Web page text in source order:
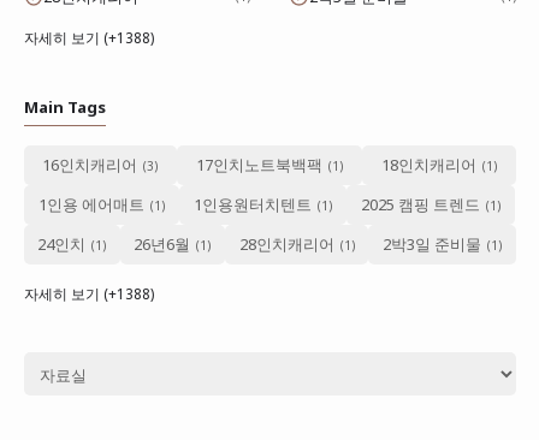
자세히 보기 (+1388)
Main Tags
16인치캐리어 17인치노트북백팩
18인치캐리어
1인용 에어매트
1인용원터치텐트
2025 캠핑 트렌드
24인치
26년6월 28인치캐리어 2박3일 준비물
자세히 보기 (+1388)